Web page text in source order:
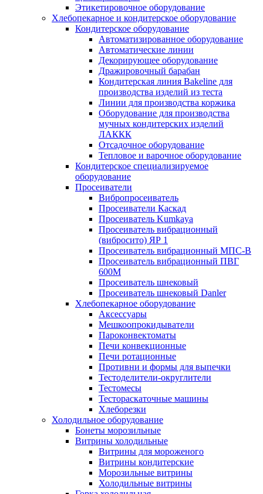
Этикетировочное оборудование
Хлебопекарное и кондитерское оборудование
Кондитерское оборудование
Автоматизированное оборудование
Автоматические линии
Декорирующее оборудование
Дражировочный барабан
Кондитерская линия Bakeline для
производства изделий из теста
Линии для производства коржика
Оборудование для производства
мучных кондитерских изделий
ЛАККК
Отсадочное оборудование
Тепловое и варочное оборудование
Кондитерское специализируемое
оборудование
Просеиватели
Вибропросеиватель
Просеиватели Каскад
Просеиватель Kumkaya
Просеиватель вибрационный
(вибросито) ЯР 1
Просеиватель вибрационный МПС-В
Просеиватель вибрационный ПВГ
600М
Просеиватель шнековый
Просеиватель шнековый Danler
Хлебопекарное оборудование
Аксессуары
Мешкоопрокидыватели
Пароконвектоматы
Печи конвекционные
Печи ротационные
Противни и формы для выпечки
Тестоделители-округлители
Тестомесы
Тестораскаточные машины
Хлеборезки
Холодильное оборудование
Бонеты морозильные
Витрины холодильные
Витрины для мороженого
Витрины кондитерские
Морозильные витрины
Холодильные витрины